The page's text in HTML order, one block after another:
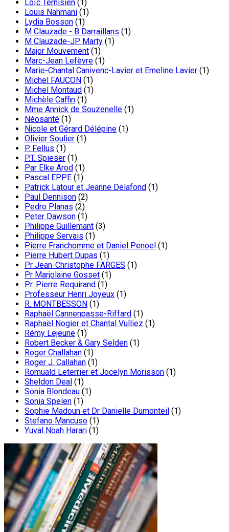
Loïc Ternisien (1)
Louis Nahmani (1)
Lydia Bosson (1)
M Clauzade - B Darraillans (1)
M Clauzade-JP Marty (1)
Major Mouvement (1)
Marc-Jean Lefèvre (1)
Marie-Chantal Canivenc-Lavier et Emeline Lavier (1)
Michel FAUCON (1)
Michel Montaud (1)
Michèle Caffin (1)
Mme Annick de Souzenelle (1)
Néosanté (1)
Nicole et Gérard Délépine (1)
Olivier Soulier (1)
P. Fellus (1)
P.T. Spieser (1)
Par Elke Arod (1)
Pascal EPPE (1)
Patrick Latour et Jeanne Delafond (1)
Paul Dennison (2)
Pedro Planas (2)
Peter Dawson (1)
Philippe Guillemant (3)
Philippe Servais (1)
Pierre Franchomme et Daniel Penoel (1)
Pierre Hubert Dupas (1)
Pr Jean-Christophe FARGES (1)
Pr Marjolaine Gosset (1)
Pr. Pierre Requirand (1)
Professeur Henri Joyeux (1)
R. MONTBESSON (1)
Raphaël Cannenpasse-Riffard (1)
Raphaël Nogier et Chantal Vulliez (1)
Rémy Lejeune (1)
Robert Becker & Gary Selden (1)
Roger Challahan (1)
Roger J. Callahan (1)
Romuald Leterrier et Jocelyn Morisson (1)
Sheldon Deal (1)
Sonia Blondeau (1)
Sonia Spelen (1)
Sophie Madoun et Dr Danielle Dumonteil (1)
Stefano Mancuso (1)
Yuval Noah Harari (1)